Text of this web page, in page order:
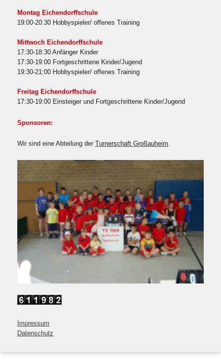
Montag Eichendorffschule
19:00-20:30 Hobbyspieler/ offenes Training
Mittwoch Eichendorffschule
17:30-18:30 Anfänger Kinder
17:30-19:00 Fortgeschrittene Kinder/Jugend
19:30-21:00 Hobbyspieler/ offenes Training
Freitag Eichendorffschule
17:30-19:00 Einsteiger und Fortgeschrittene Kinder/Jugend
Sponsoren:
Wir sind eine Abteilung der Turnerschaft Großauheim.
Impressum
Datenschutz